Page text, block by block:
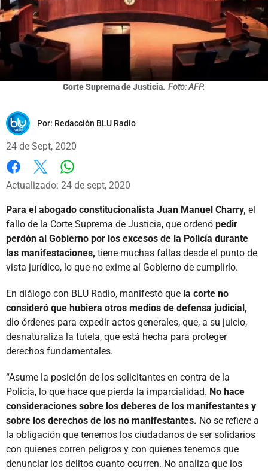
Corte Suprema de Justicia. Foto: AFP.
Por: Redacción BLU Radio
24 de Sept, 2020
Facebook
X
Actualizado: 24 de sept, 2020
Para el abogado constitucionalista Juan Manuel Charry, el
fallo de la Corte Suprema de Justicia, que ordenó pedir
perdón al Gobierno por los excesos de la Policía durante
las manifestaciones, tiene muchas fallas desde el punto de
vista jurídico, lo que no exime al Gobierno de cumplirlo.
En diálogo con BLU Radio, manifestó que la corte no
consideró que hubiera otros medios de defensa judicial,
dio órdenes para expedir actos generales, que, a su juicio,
desnaturaliza la tutela, que está hecha para proteger
derechos fundamentales.
“Asume la posición de los solicitantes en contra de la
Policía, lo que hace que pierda la imparcialidad. No hace
consideraciones sobre los deberes de los manifestantes y
sobre los derechos de los no manifestantes. No se refiere a
la obligación que tenemos los ciudadanos de ser solidarios
con quienes corren peligros y con quienes tenemos que
denunciar los delitos cuanto ocurren. No analiza que los